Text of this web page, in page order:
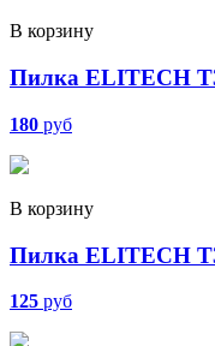
В корзину
Пилка ELITECH
180 руб
В корзину
Пилка ELITECH
125 руб